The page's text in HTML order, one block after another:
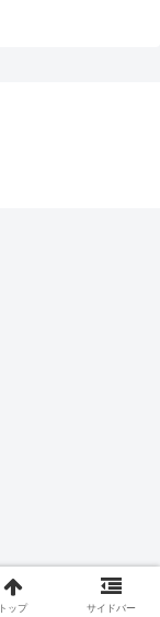
トップ サイドバー